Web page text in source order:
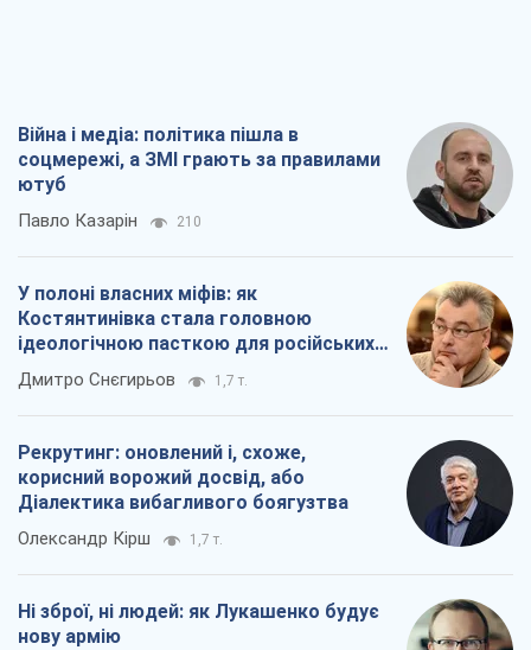
Війна і медіа: політика пішла в
соцмережі, а ЗМІ грають за правилами
ютуб
Павло Казарін 210
У полоні власних міфів: як
Костянтинівка стала головною
ідеологічною пасткою для російських
окупантів
Дмитро Снєгирьов 1,7 т.
Рекрутинг: оновлений і, схоже,
корисний ворожий досвід, або
Діалектика вибагливого боягузтва
Олександр Кірш 1,7 т.
Ні зброї, ні людей: як Лукашенко будує
нову армію